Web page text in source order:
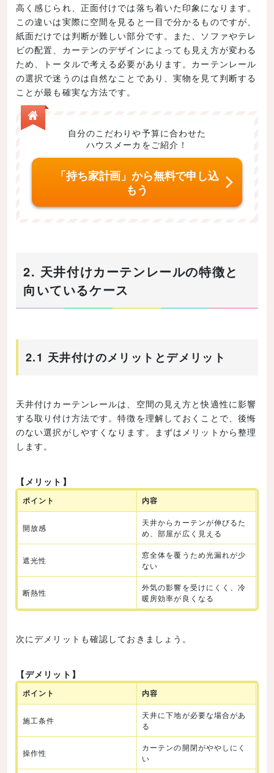
高く感じられ、正面付けでは落ち着いた印象になります。
この違いは実際に空間を見ると一目で分かるものですが、
紙面だけでは判断が難しい部分です。また、ソファやテレ
ビの配置、カーテンのデザインによっても見え方が変わる
ため、トータルで考える必要があります。カーテンレール
の選択で迷うのは自然なことであり、実物を見て判断する
ことが最も確実な方法です。
自分のこだわりや予算に合わせた
ハウスメーカをご紹介！
「持ち家計画」から無料で申し込
もう
2. 天井付けカーテンレールの特徴と
向いているケース
2.1 天井付けのメリットとデメリット
天井付けカーテンレールは、空間の見え方と快適性に影響
する取り付け方法です。特徴を理解しておくことで、後悔
のない選択がしやすくなります。まずはメリットから整理
します。
【メリット】
ポイント 内容
開放感
天井からカーテンが伸びるた
め、部屋が広く見える
遮光性
窓全体を覆うため光漏れが少
ない
断熱性
外気の影響を受けにくく、冷
暖房効率が良くなる
次にデメリットも確認しておきましょう。
【デメリット】
ポイント 内容
施工条件
天井に下地が必要な場合があ
る
操作性
カーテンの開閉がややしにく
い